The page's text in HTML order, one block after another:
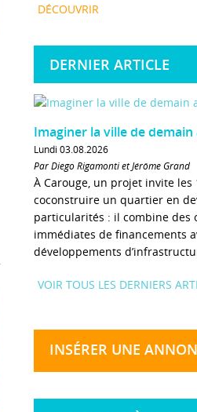
DÉCOUVRIR
DERNIER ARTICLE
Imaginer la ville de demain
Lundi 03.08.2026
Par Diego Rigamonti et Jérôme Grand
À Carouge, un projet invite les
coconstruire un quartier en
particularités : il combine des
immédiates de financements
développements
VOIR TOUS LES DERNIERS
INSÉRER UNE